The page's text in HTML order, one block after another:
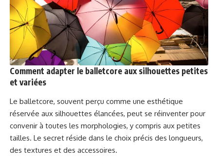
Comment adapter le balletcore aux silhouettes petites
et variées
Le balletcore, souvent perçu comme une esthétique
réservée aux silhouettes élancées, peut se réinventer pour
convenir à toutes les morphologies, y compris aux petites
tailles. Le secret réside dans le choix précis des longueurs,
des textures et des accessoires.